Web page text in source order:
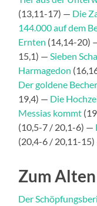
(13,11-17) — Die
144.000 auf dem
Ernten (14,14-20)
15,1) — Sieben
Harmagedon
Der goldene Becher
19,4) — Die
Messias kommt
(10,5-7 / 20,1-6) —
(20,4-6 / 20,11-
Zum
Der